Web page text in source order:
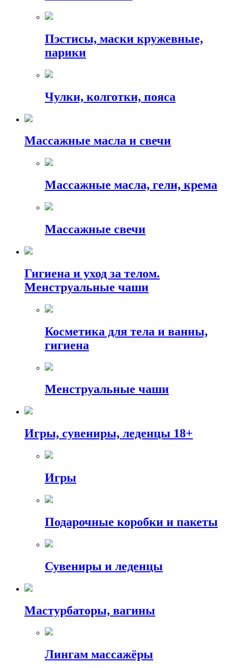
Пэстисы, маски кружевные,
парики
Чулки, колготки, пояса
Массажные масла и свечи
Массажные масла, гели, крема
Массажные свечи
Гигиена и уход за телом.
Менструальные чаши
Косметика для тела и ванны,
гигиена
Менструальные чаши
Игры, сувениры, леденцы 18+
Игры
Подарочные коробки и пакеты
Сувениры и леденцы
Мастурбаторы, вагины
Лингам массажёры